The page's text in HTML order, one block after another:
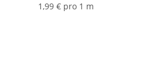
1,99 € pro 1 m